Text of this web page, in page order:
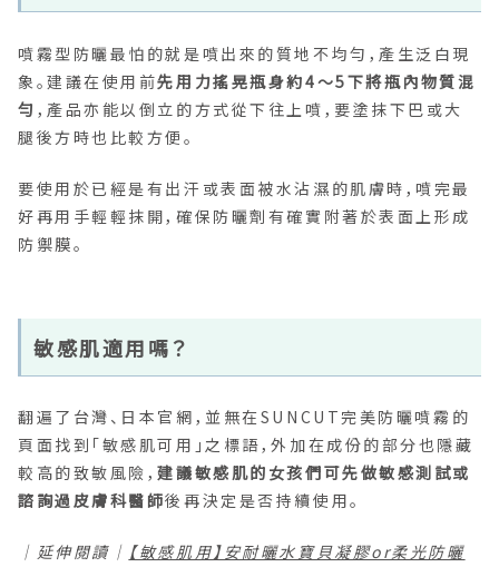
噴霧型防曬最怕的就是噴出來的質地不均勻，產生泛白現
象。建議在使用前先用力搖晃瓶身約4～5下將瓶內物質混
勻 ，產品亦能以倒立的方式從下往上噴，要塗抹下巴或大
腿後方時也比較方便。
要使用於已經是有出汗或表面被水沾濕的肌膚時，噴完最
好再用手輕輕抹開，確保防曬劑有確實附著於表面上形成
防禦膜。
敏感肌適用嗎？
翻遍了台灣、日本官網，並無在SUNCUT完美防曬噴霧的
頁面找到「敏感肌可用」之標語，外加在成份的部分也隱藏
較高的致敏風險，建議敏感肌的女孩們可先做敏感測試或
諮詢過皮膚科醫師後再決定是否持續使用。
｜延伸閱讀｜ 【敏感肌用】安耐曬水寶貝凝膠or柔光防曬